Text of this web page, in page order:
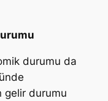
durumu da
gelir durumu